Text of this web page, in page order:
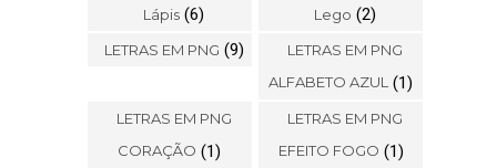
Lápis (6) Lego (2)
LETRAS EM PNG (9) LETRAS EM PNG
ALFABETO AZUL (1)
LETRAS EM PNG
CORAÇÃO (1)
LETRAS EM PNG
EFEITO FOGO (1)